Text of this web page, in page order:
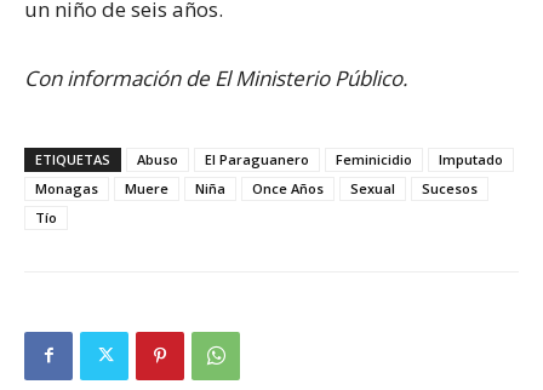
un niño de seis años.
Con información de El Ministerio Público.
ETIQUETAS Abuso El Paraguanero Feminicidio
Imputado
Monagas
Muere Niña Once Años Sexual
Sucesos
Tío